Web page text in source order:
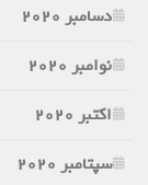
دسامبر 2020
نوامبر 2020
اکتبر 2020
سپتامبر 2020